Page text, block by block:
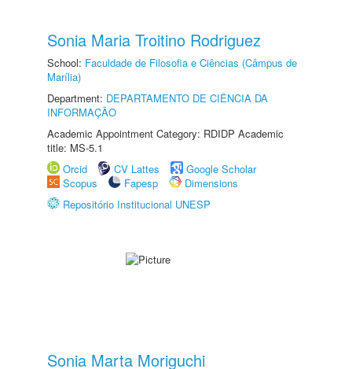
Sonia Maria Troitino Rodriguez
School: Faculdade de Filosofia e Ciências (Câmpus de
Marília)
Department: DEPARTAMENTO DE CIÊNCIA DA
INFORMAÇÃO
Academic Appointment Category: RDIDP Academic
title: MS-5.1
Orcid
CV Lattes
Google Scholar
Scopus
Fapesp
Dimensions
Repositório Institucional UNESP
Sonia Marta Moriguchi